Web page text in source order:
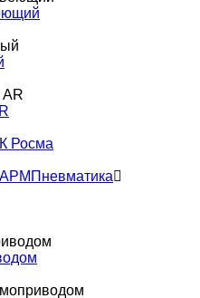
Росма
Пневматика